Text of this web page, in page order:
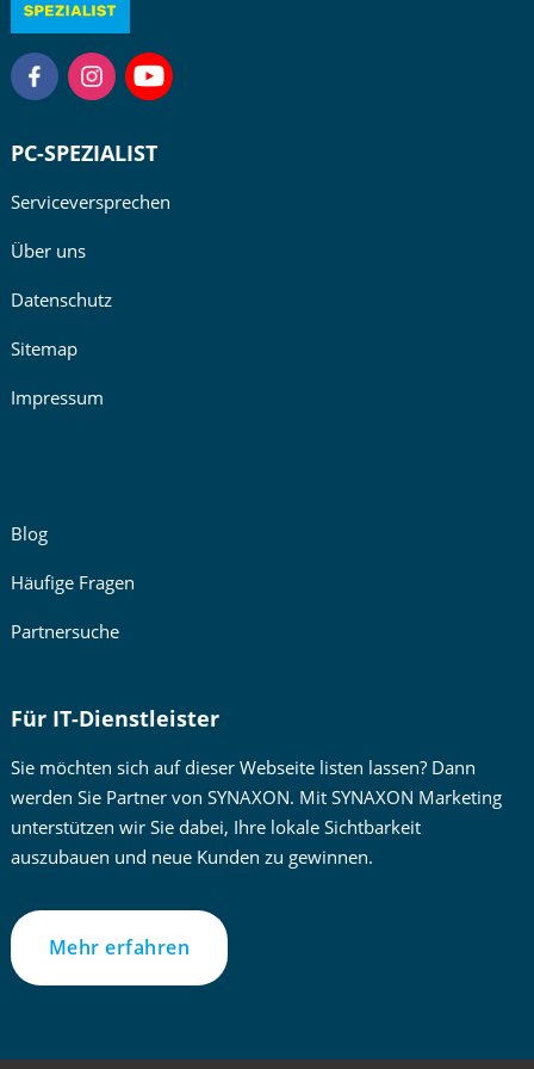
PC-SPEZIALIST
Serviceversprechen
Über uns
Datenschutz
Sitemap
Impressum
Blog
Häufige Fragen
Partnersuche
Für IT-Dienstleister
Sie möchten sich auf dieser Webseite listen lassen? Dann
werden Sie Partner von SYNAXON. Mit SYNAXON Marketing
unterstützen wir Sie dabei, Ihre lokale Sichtbarkeit
auszubauen und neue Kunden zu gewinnen.
Mehr erfahren